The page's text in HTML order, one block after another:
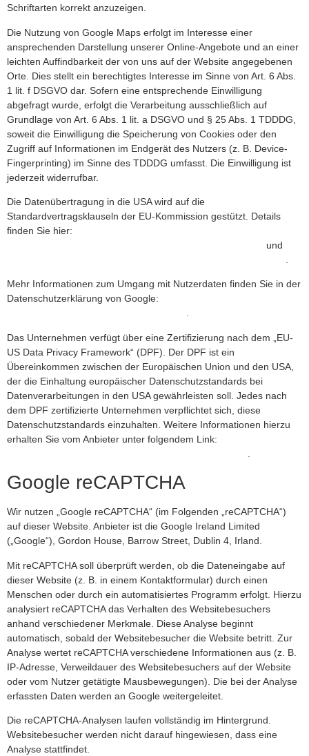
Schriftarten korrekt anzuzeigen.
Die Nutzung von Google Maps erfolgt im Interesse einer
ansprechenden Darstellung unserer Online-Angebote und an einer
leichten Auffindbarkeit der von uns auf der Website angegebenen
Orte. Dies stellt ein berechtigtes Interesse im Sinne von Art. 6 Abs.
1 lit. f DSGVO dar. Sofern eine entsprechende Einwilligung
abgefragt wurde, erfolgt die Verarbeitung ausschließlich auf
Grundlage von Art. 6 Abs. 1 lit. a DSGVO und § 25 Abs. 1 TDDDG,
soweit die Einwilligung die Speicherung von Cookies oder den
Zugriff auf Informationen im Endgerät des Nutzers (z. B. Device-
Fingerprinting) im Sinne des TDDDG umfasst. Die Einwilligung ist
jederzeit widerrufbar.
Die Datenübertragung in die USA wird auf die
Standardvertragsklauseln der EU-Kommission gestützt. Details
finden Sie hier:
und
Mehr Informationen zum Umgang mit Nutzerdaten finden Sie in der
Datenschutzerklärung von Google:
.
Das Unternehmen verfügt über eine Zertifizierung nach dem „EU-
US Data Privacy Framework“ (DPF). Der DPF ist ein
Übereinkommen zwischen der Europäischen Union und den USA,
der die Einhaltung europäischer Datenschutzstandards bei
Datenverarbeitungen in den USA gewährleisten soll. Jedes nach
dem DPF zertifizierte Unternehmen verpflichtet sich, diese
Datenschutzstandards einzuhalten. Weitere Informationen hierzu
erhalten Sie vom Anbieter unter folgendem Link:
Google reCAPTCHA
Wir nutzen „Google reCAPTCHA“ (im Folgenden „reCAPTCHA“)
auf dieser Website. Anbieter ist die Google Ireland Limited
(„Google“), Gordon House, Barrow Street, Dublin 4, Irland.
Mit reCAPTCHA soll überprüft werden, ob die Dateneingabe auf
dieser Website (z. B. in einem Kontaktformular) durch einen
Menschen oder durch ein automatisiertes Programm erfolgt. Hierzu
analysiert reCAPTCHA das Verhalten des Websitebesuchers
anhand verschiedener Merkmale. Diese Analyse beginnt
automatisch, sobald der Websitebesucher die Website betritt. Zur
Analyse wertet reCAPTCHA verschiedene Informationen aus (z. B.
IP-Adresse, Verweildauer des Websitebesuchers auf der Website
oder vom Nutzer getätigte Mausbewegungen). Die bei der Analyse
erfassten Daten werden an Google weitergeleitet.
Die reCAPTCHA-Analysen laufen vollständig im Hintergrund.
Websitebesucher werden nicht darauf hingewiesen, dass eine
Analyse stattfindet.